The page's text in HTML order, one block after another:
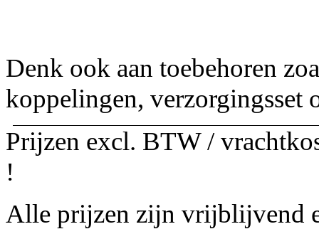
Denk ook aan toebehoren
koppelingen, verzorgingsset
Prijzen excl. BTW /
!
Alle prijzen zijn vrijblijvend